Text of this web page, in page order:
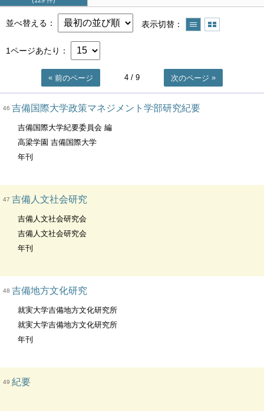
並べ替える 表示切替
1ページあたり
前のページ 4 / 9 次のページ
46 吉備国際大学政策マネジメント学部研究紀要
吉備国際大学紀要委員会 編
高梁学園 吉備国際大学
年刊
47 吉備人文社会研究
吉備人文社会研究会
吉備人文社会研究会
年刊
48 吉備地方文化研究
就実大学吉備地方文化研究所
就実大学吉備地方文化研究所
年刊
49 紀要